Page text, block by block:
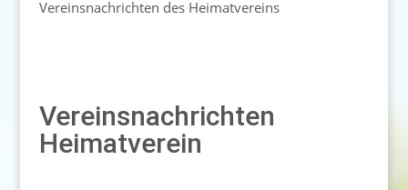
Vereinsnachrichten des Heimatvereins
Vereinsnachrichten
Heimatverein